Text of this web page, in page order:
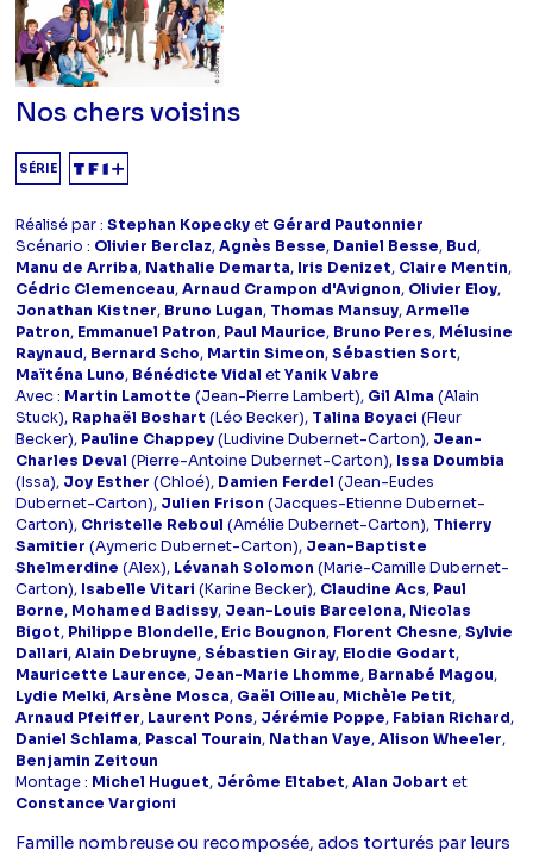
Nos chers voisins
SÉRIE
Réalisé par :Stephan Kopeckyet Gérard Pautonnier
Scénario : Olivier Berclaz,Agnès Besse, Daniel Besse, Bud,
Manu de Arriba, Nathalie Demarta, Iris Denizet, Claire Mentin,
Cédric Clemenceau,Arnaud Crampon d'Avignon, Olivier Eloy,
Jonathan Kistner, Bruno Lugan, Thomas Mansuy,Armelle
Patron, Emmanuel Patron, Paul Maurice, Bruno Peres, Mélusine
Raynaud, Bernard Scho, Martin Simeon,Sébastien Sort,
Maïténa Luno, Bénédicte Vidal etYanik Vabre
Avec : Martin Lamotte (Jean-Pierre Lambert), Gil Alma (Alain
Stuck), Raphaël Boshart (Léo Becker), Talina Boyaci (Fleur
Becker), Pauline Chappey(Ludivine Dubernet-Carton), Jean-
Charles Deval (Pierre-Antoine Dubernet-Carton), Issa Doumbia
(Issa), Joy Esther (Chloé), Damien Ferdel (Jean-Eudes
Dubernet-Carton), Julien Frison (Jacques-Etienne Dubernet-
Carton), Christelle Reboul (Amélie Dubernet-Carton), Thierry
Samitier (Aymeric Dubernet-Carton), Jean-Baptiste
Shelmerdine (Alex), Lévanah Solomon (Marie-Camille Dubernet-
Carton), Isabelle Vitari (Karine Becker), Claudine Acs, Paul
Borne, Mohamed Badissy, Jean-Louis Barcelona, Nicolas
Bigot, Philippe Blondelle, Eric Bougnon, Florent Chesne,Sylvie
Dallari,Alain Debruyne,Sébastien Giray, Elodie Godart,
Mauricette Laurence, Jean-Marie Lhomme, Barnabé Magou,
Lydie Melki,Arsène Mosca, Gaël Oilleau, Michèle Petit,
Arnaud Pfeiffer, Laurent Pons, Jérémie Poppe, Fabian Richard,
Daniel Schlama, Pascal Tourain, Nathan Vaye,Alison Wheeler,
Benjamin Zeitoun
Montage : Michel Huguet, Jérôme Eltabet,Alan Jobart et
Constance Vargioni
Famille nombreuse ou recomposée, ados torturés par leurs